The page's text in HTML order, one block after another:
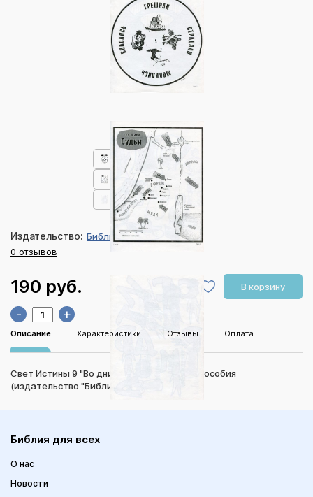
Издательство: Библия для всех
0 отзывов
190 руб. В корзину
- +
Описание Характеристики Отзывы Оплата
Свет Истины 9 "Во дни судей" Наглядные пособия
(издательство "Библия для всех")
Библия для всех
О нас
Новости